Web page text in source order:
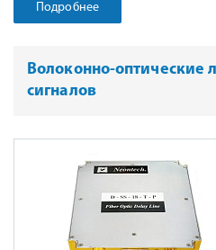
Подробнее
Волоконно-оптические
сигналов